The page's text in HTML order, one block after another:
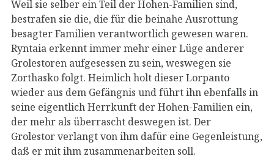
Weil sie selber ein Teil der Hohen-Familien sind,
bestrafen sie die, die für die beinahe Ausrottung
besagter Familien verantwortlich gewesen waren.
Ryntaia erkennt immer mehr einer Lüge anderer
Grolestoren aufgesessen zu sein, weswegen sie
Zorthasko folgt. Heimlich holt dieser Lorpanto
wieder aus dem Gefängnis und führt ihn ebenfalls in
seine eigentlich Herrkunft der Hohen-Familien ein,
der mehr als überrascht deswegen ist. Der
Grolestor verlangt von ihm dafür eine Gegenleistung,
daß er mit ihm zusammenarbeiten soll.